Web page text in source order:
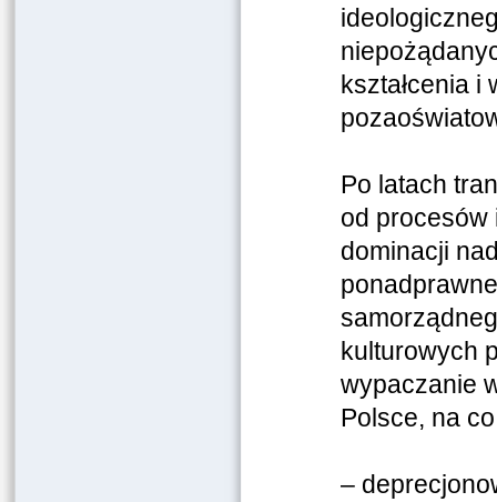
kształcenia
Po latach
od procesów
dominacji
kulturowych
wypaczanie
Polsce, na
–